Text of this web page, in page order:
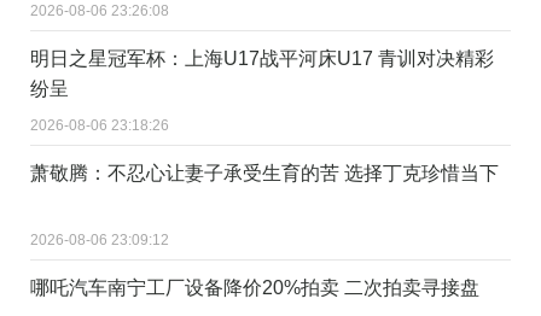
2026-08-06 23:26:08
明日之星冠军杯：上海U17战平河床U17 青训对决精彩
纷呈
2026-08-06 23:18:26
萧敬腾：不忍心让妻子承受生育的苦 选择丁克珍惜当下
2026-08-06 23:09:12
哪吒汽车南宁工厂设备降价20%拍卖 二次拍卖寻接盘